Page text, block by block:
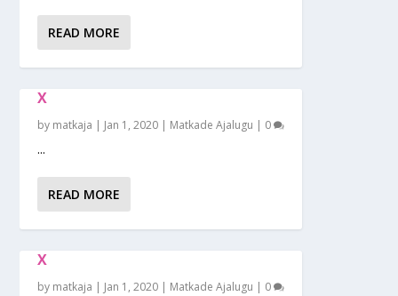
READ MORE
X
by matkaja | Jan 1, 2020 | Matkade Ajalugu | 0
...
READ MORE
X
by matkaja | Jan 1, 2020 | Matkade Ajalugu | 0